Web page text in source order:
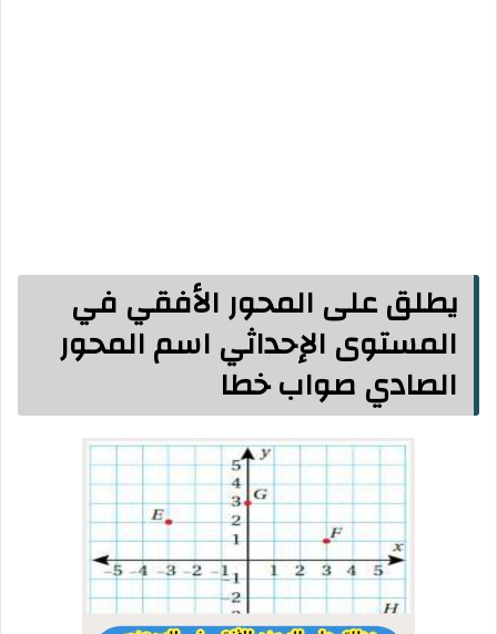
يطلق على المحور الأفقي في
المستوى الإحداثي اسم المحور
الصادي صواب خطا